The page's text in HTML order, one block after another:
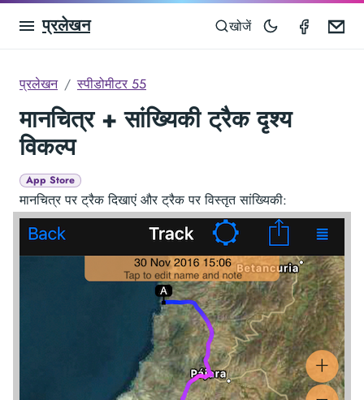
प्रलेखन खोजें
प्रलेखन स्पीडोमीटर 55
मानचित्र + सांख्यिकी ट्रैक दृश्य
विकल्प
App Store
मानचित्र पर ट्रैक दिखाएं और ट्रैक पर विस्तृत सांख्यिकी: